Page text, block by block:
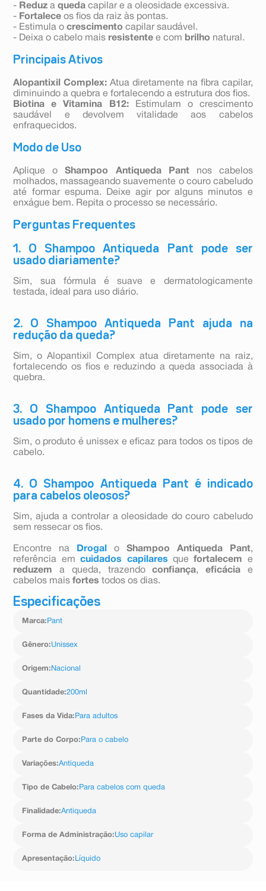
- Reduz aqueda capilar e a oleosidade excessiva.
- Fortalece os fios da raiz às pontas.
- Estimula ocrescimento capilar saudável.
- Deixa o cabelo mais resistente e com brilho natural.
Principais Ativos
Alopantixil Complex: Atua diretamente na fibra capilar,
diminuindo a quebra e fortalecendo a estrutura dos fios.
Biotina e Vitamina B12:Estimulam o crescimento
saudável e devolvem vitalidade aos cabelos
enfraquecidos.
Modo de Uso
Aplique oShampoo Antiqueda Pantnos cabelos
molhados, massageando suavemente o couro cabeludo
até formar espuma. Deixe agir por alguns minutos e
enxágue bem. Repita o processo se necessário.
Perguntas Frequentes
1. O Shampoo Antiqueda Pant pode ser
usado diariamente?
Sim, sua fórmula é suave e dermatologicamente
testada, ideal para uso diário.
2. O Shampoo Antiqueda Pant ajuda na
redução da queda?
Sim, o Alopantixil Complex atua diretamente na raiz,
fortalecendo os fios e reduzindo a queda associada à
quebra.
3. O Shampoo Antiqueda Pant pode ser
usado por homens e mulheres?
Sim, o produto é unissex e eficaz para todos os tipos de
cabelo.
4. O Shampoo Antiqueda Pant é indicado
para cabelos oleosos?
Sim, ajuda a controlar a oleosidade do couro cabeludo
sem ressecar os fios.
Encontre na Drogal o Shampoo Antiqueda Pant,
referência emcuidados capilares quefortalecem e
reduzem a queda, trazendoconfiança, eficáciae
cabelos maisfortes todos os dias.
Especificações
Marca: Pant
Gênero:Unissex
Origem: Nacional
Quantidade:200ml
Fases da Vida: Para adultos
Parte do Corpo: Para o cabelo
Variações:Antiqueda
Tipo de Cabelo: Para cabelos com queda
Finalidade:Antiqueda
Forma de Administração:Uso capilar
Apresentação: Líquido